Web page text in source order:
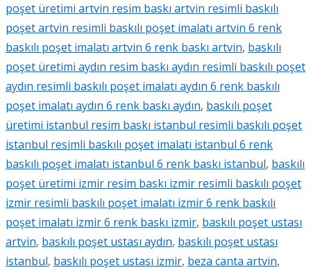
poşet üretimi artvin resim baskı artvin resimli baskılı
poşet artvin resimli baskılı poşet imalatı artvin 6 renk
baskılı poşet imalatı artvin 6 renk baskı artvin, baskılı
poşet üretimi aydın resim baskı aydın resimli baskılı poşet
aydın resimli baskılı poşet imalatı aydın 6 renk baskılı
poşet imalatı aydın 6 renk baskı aydın, baskılı poşet
üretimi istanbul resim baskı istanbul resimli baskılı poşet
istanbul resimli baskılı poşet imalatı istanbul 6 renk
baskılı poşet imalatı istanbul 6 renk baskı istanbul, baskılı
poşet üretimi izmir resim baskı izmir resimli baskılı poşet
izmir resimli baskılı poşet imalatı izmir 6 renk baskılı
poşet imalatı izmir 6 renk baskı izmir, baskılı poşet ustası
artvin, baskılı poşet ustası aydın, baskılı poşet ustası
istanbul, baskılı poşet ustası izmir, beza canta artvin,